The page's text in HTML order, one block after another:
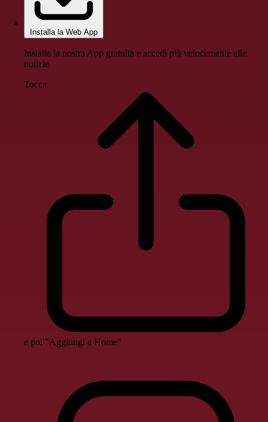
Installa la Web App
Installa la nostra App gratuita e accedi più velocemente alle
notizie
Tocca
e poi "Aggiungi a Home"